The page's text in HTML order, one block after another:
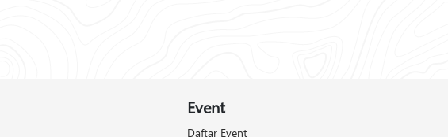
Event
Daftar Event